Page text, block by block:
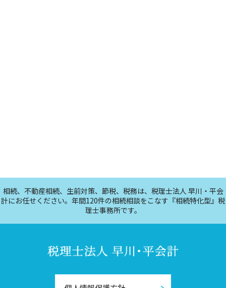
相続、不動産相続、生前対策、節税、税務は、税理士法人 早川・平会
計にお任せください。年間120件の相続相談をこなす『相続特化型』税
理士事務所です。